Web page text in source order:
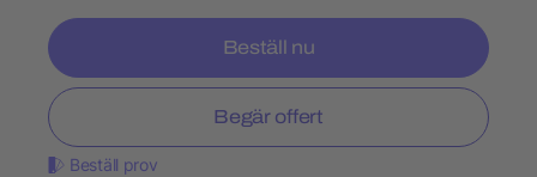
Beställ nu
Begär offert
Beställ prov